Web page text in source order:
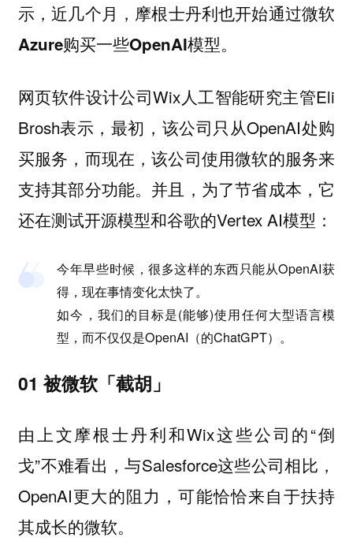
示，近几个月，摩根士丹利也开始通过微软
Azure购买一些OpenAI模型。
网页软件设计公司Wix人工智能研究主管Eli
Brosh表示，最初，该公司只从OpenAI处购
买服务，而现在，该公司使用微软的服务来
支持其部分功能。并且，为了节省成本，它
还在测试开源模型和谷歌的Vertex AI模型：
今年早些时候，很多这样的东西只能从OpenAI获
得，现在事情变化太快了。
如今，我们的目标是(能够)使用任何大型语言模
型，而不仅仅是OpenAI（的ChatGPT）。
01 被微软「截胡」
由上文摩根士丹利和Wix这些公司的“倒
戈”不难看出，与Salesforce这些公司相比，
OpenAI更大的阻力，可能恰恰来自于扶持
其成长的微软。